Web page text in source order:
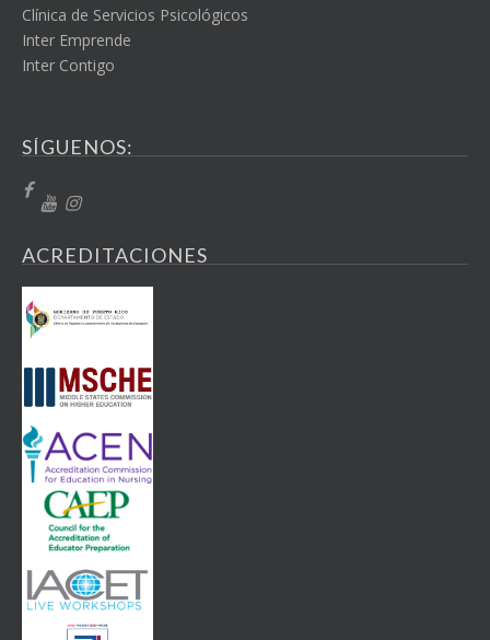
Clínica de Servicios Psicológicos
Inter Emprende
Inter Contigo
SÍGUENOS:
ACREDITACIONES